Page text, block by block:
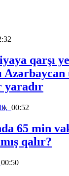
qarşı
yaradır
00:52
65 min
qalır?
00:50